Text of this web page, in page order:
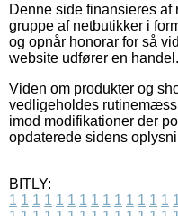
Denne side finansieres af
gruppe af netbutikker i
og opnår honorar for så
website udfører en handel.
Viden om produkter og
vedligeholdes
imod modifikationer der
opdaterede sidens
BITLY:
1 1 1 1 1 1 1 1 1 1 1 1 1 1